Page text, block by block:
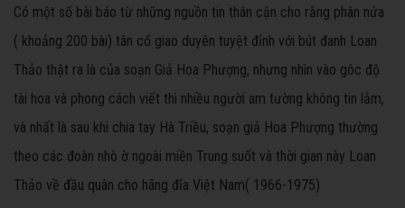
Có một số bài báo từ những nguồn tin thân cận cho rằng phân nửa
( khoảng 200 bài) tân cổ giao duyên tuyệt đỉnh với bút đanh Loan
Thảo thật ra là của soạn Giả Hoa Phượng, nhưng nhìn vào gôc độ
tài hoa và phong cách viết thì nhiều người am tường không tin lắm,
và nhất là sau khi chia tay Hà Triều, soạn giả Hoa Phượng thường
theo các đoàn nhò ờ ngoài miền Trung suốt và thời gian này Loan
Thảo về đầu quân cho hãng đỉa Việt Nam( 1966-1975)